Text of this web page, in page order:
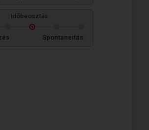
Időbeosztás
Spontaneitás